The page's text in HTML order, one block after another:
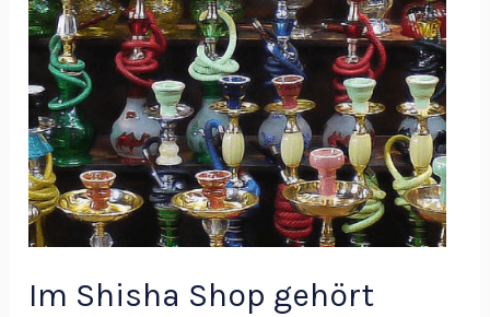
Im Shisha Shop gehört
köstlicher
Shisha-
Tabak
zu
einem
guten
Sortiment